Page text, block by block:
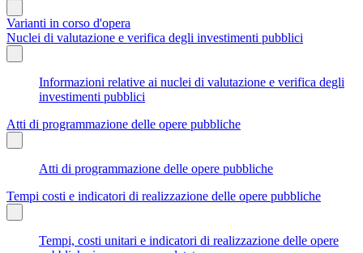
Varianti in corso d'opera
Nuclei di valutazione e verifica degli investimenti pubblici
Informazioni relative ai nuclei di valutazione e verifica degli
investimenti pubblici
Atti di programmazione delle opere pubbliche
Atti di programmazione delle opere pubbliche
Tempi costi e indicatori di realizzazione delle opere pubbliche
Tempi, costi unitari e indicatori di realizzazione delle opere